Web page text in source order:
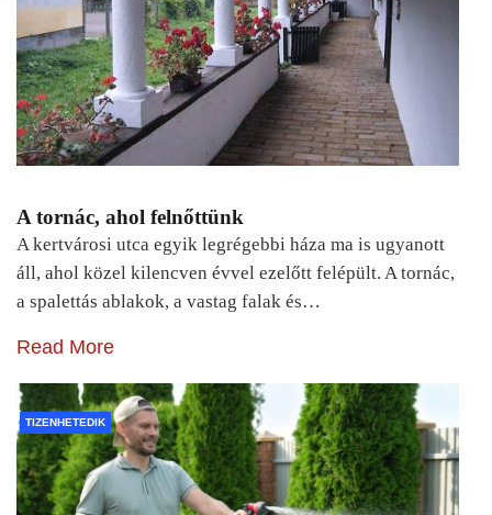
A tornác, ahol felnőttünk
A kertvárosi utca egyik legrégebbi háza ma is ugyanott
áll, ahol közel kilencven évvel ezelőtt felépült. A tornác,
a spalettás ablakok, a vastag falak és…
Read More
TIZENHETEDIK